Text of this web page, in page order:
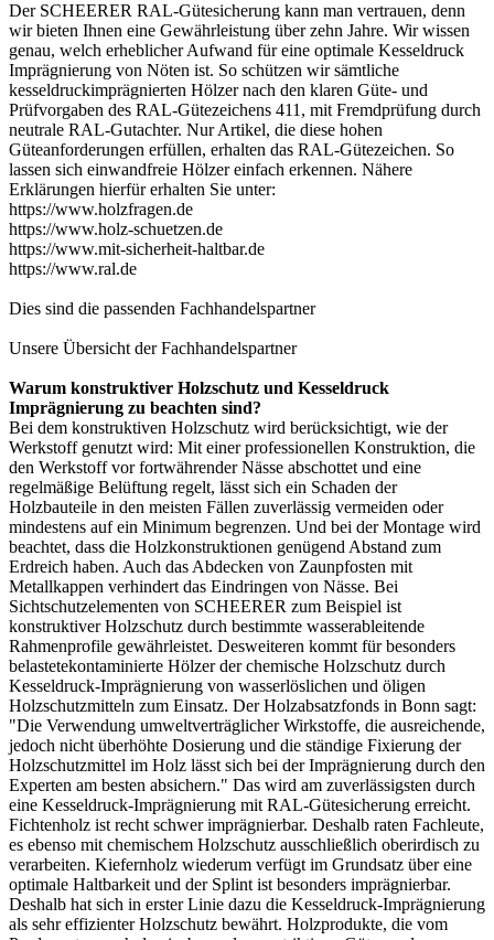
Der SCHEERER RAL-Gütesicherung kann man vertrauen, denn
wir bieten Ihnen eine Gewährleistung über zehn Jahre. Wir wissen
genau, welch erheblicher Aufwand für eine optimale Kesseldruck
Imprägnierung von Nöten ist. So schützen wir sämtliche
kesseldruckimprägnierten Hölzer nach den klaren Güte- und
Prüfvorgaben des RAL-Gütezeichens 411, mit Fremdprüfung durch
neutrale RAL-Gutachter. Nur Artikel, die diese hohen
Güteanforderungen erfüllen, erhalten das RAL-Gütezeichen. So
lassen sich einwandfreie Hölzer einfach erkennen. Nähere
Erklärungen hierfür erhalten Sie unter:
https://www.holzfragen.de
https://www.holz-schuetzen.de
https://www.mit-sicherheit-haltbar.de
https://www.ral.de
Dies sind die passenden Fachhandelspartner
Unsere Übersicht derFachhandelspartner
Warum konstruktiver Holzschutz und Kesseldruck
Imprägnierung zu beachten sind?
Bei dem konstruktiven Holzschutz wird berücksichtigt, wie der
Werkstoff genutzt wird: Mit einer professionellen Konstruktion, die
den Werkstoff vor fortwährender Nässe abschottet und eine
regelmäßige Belüftung regelt, lässt sich ein Schaden der
Holzbauteile in den meisten Fällen zuverlässig vermeiden oder
mindestens auf ein Minimum begrenzen. Und bei der Montage wird
beachtet, dass die Holzkonstruktionen genügend Abstand zum
Erdreich haben. Auch das Abdecken von Zaunpfosten mit
Metallkappen verhindert das Eindringen von Nässe. Bei
Sichtschutzelementen von SCHEERER zum Beispiel ist
konstruktiver Holzschutz durch bestimmte wasserableitende
Rahmenprofile gewährleistet. Desweiteren kommt für besonders
belastetekontaminierte Hölzer der chemische Holzschutz durch
Kesseldruck-Imprägnierung von wasserlöslichen und öligen
Holzschutzmitteln zum Einsatz. Der Holzabsatzfonds in Bonn sagt:
"Die Verwendung umweltverträglicher Wirkstoffe, die ausreichende,
jedoch nicht überhöhte Dosierung und die ständige Fixierung der
Holzschutzmittel im Holz lässt sich bei der Imprägnierung durch den
Experten am besten absichern." Das wird am zuverlässigsten durch
eine Kesseldruck-Imprägnierung mit RAL-Gütesicherung erreicht.
Fichtenholz ist recht schwer imprägnierbar. Deshalb raten Fachleute,
es ebenso mit chemischem Holzschutz ausschließlich oberirdisch zu
verarbeiten. Kiefernholz wiederum verfügt im Grundsatz über eine
optimale Haltbarkeit und der Splint ist besonders imprägnierbar.
Deshalb hat sich in erster Linie dazu die Kesseldruck-Imprägnierung
als sehr effizienter Holzschutz bewährt. Holzprodukte, die vom